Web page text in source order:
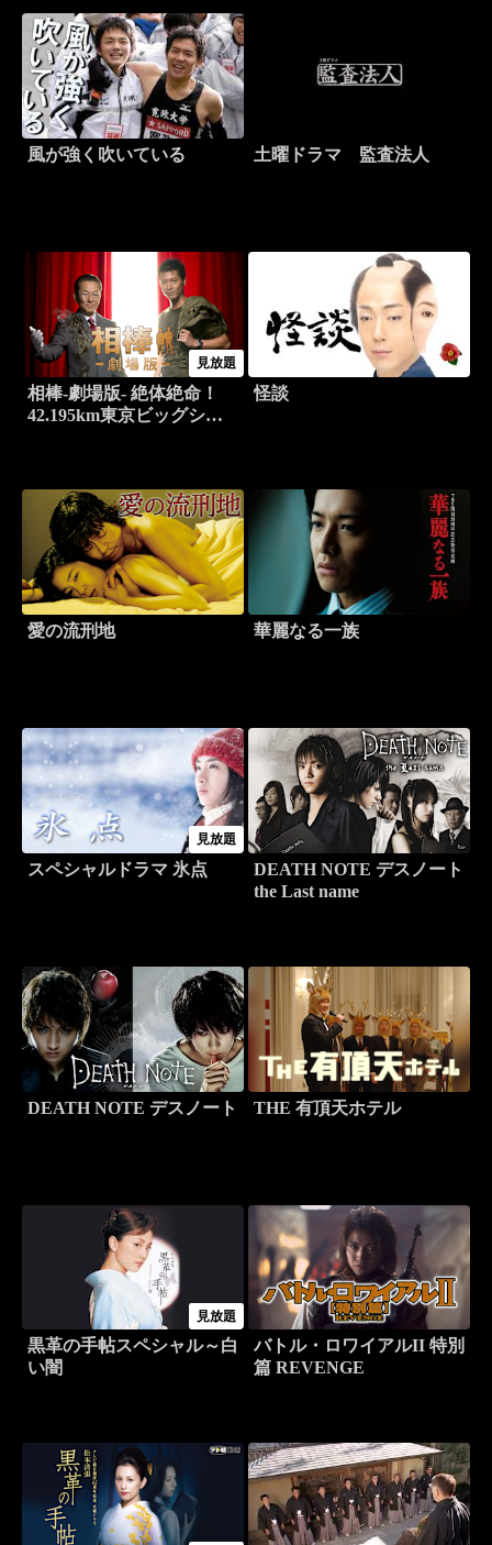
風が強く吹いている 土曜ドラマ 監査法人
見放題
相棒-劇場版- 絶体絶命！
42.195km東京ビッグシテ
怪談
愛の流刑地 華麗なる一族
見放題
スペシャルドラマ 氷点
DEATH NOTE デスノート
the Last name
DEATH NOTE デスノート THE 有頂天ホテル
見放題
黒革の手帖スペシャル～白
い闇
バトル・ロワイアルII 特別
篇 REVENGE